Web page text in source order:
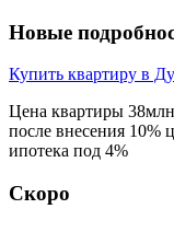
Новые
Купить квартиру в
Цена квартиры
после внесения 10%
ипотека под 4%
Скоро